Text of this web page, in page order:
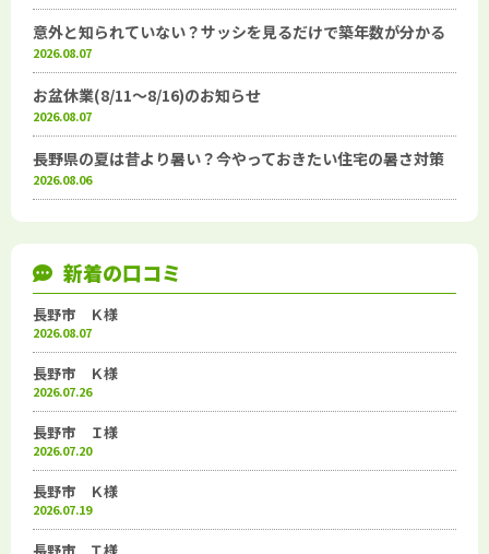
意外と知られていない？サッシを見るだけで築年数が分かる
2026.08.07
お盆休業(8/11～8/16)のお知らせ
2026.08.07
長野県の夏は昔より暑い？今やっておきたい住宅の暑さ対策
2026.08.06
新着の口コミ
長野市 Ｋ様
2026.08.07
長野市 Ｋ様
2026.07.26
長野市 Ｉ様
2026.07.20
長野市 Ｋ様
2026.07.19